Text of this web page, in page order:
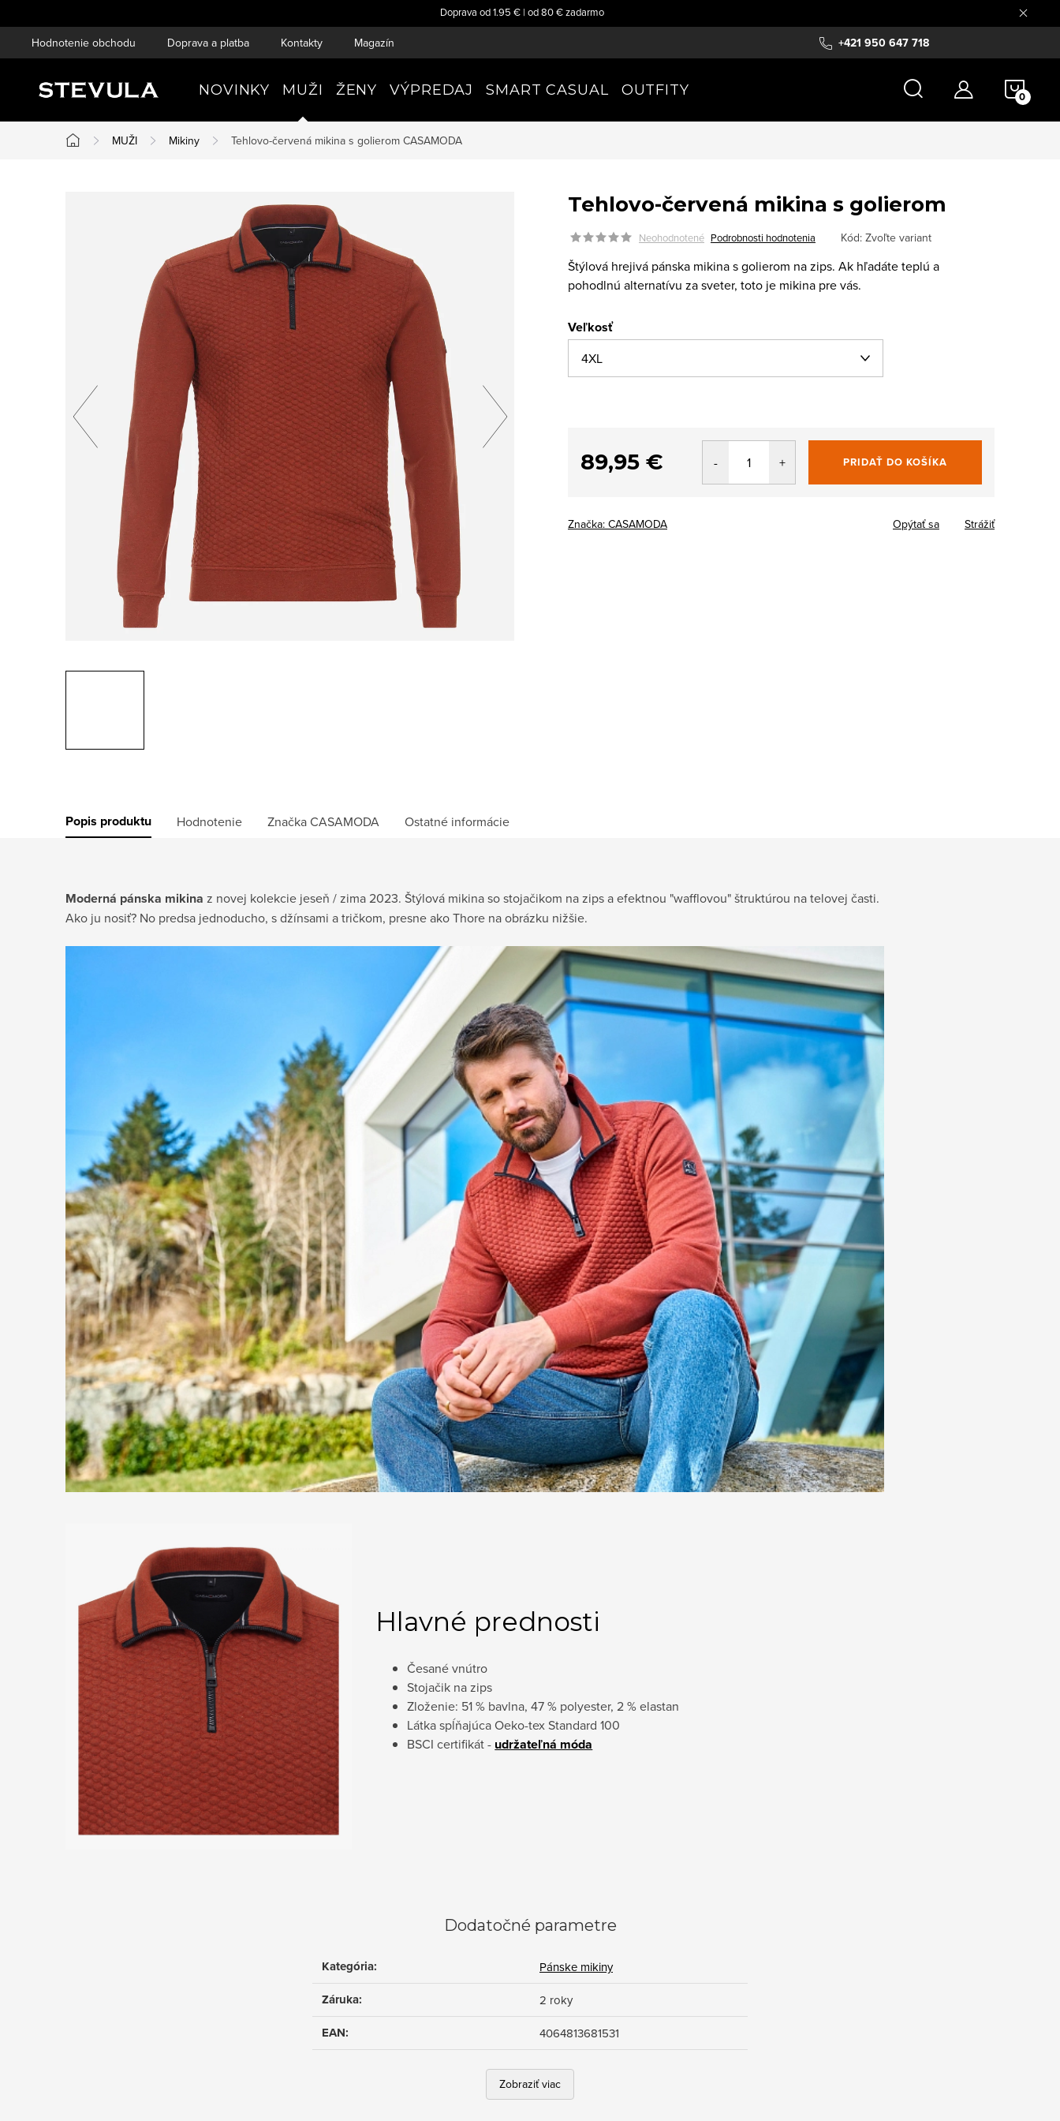
na
Doprava od 1.95 € | od 80 € zadarmo
+421 950 647 718
Hodnotenie obchodu Doprava a platba Kontakty Magazín
NOVINKY MUŽI ŽENY VÝPREDAJ SMART CASUAL OUTFITY
Domov
MUŽI Mikiny Tehlovo-červená mikina s golierom CASAMODA
Tehlovo-červená mikina s golierom
Neohodnotené Podrobnosti hodnotenia Kód: Zvoľte variant
Štýlová hrejivá pánska mikina s golierom na zips. Ak hľadáte teplú a
pohodlnú alternatívu za sveter, toto je mikina pre vás.
Veľkosť
89,95 €
Jednotková
cena:
PRIDAŤ DO KOŠÍKA
Značka: CASAMODA Opýtať sa Strážiť
Popis produktu Hodnotenie ZnačkaCASAMODA Ostatné informácie
Moderná pánska mikina z novej kolekcie jeseň / zima 2023. Štýlová mikina so stojačikom na zips a efektnou "wafflovou" štruktúrou na telovej časti.
Ako ju nosiť? No predsa jednoducho, s džínsami a tričkom, presne ako Thore na obrázku nižšie.
Hlavné prednosti
Česané vnútro
Stojačik na zips
Zloženie: 51 % bavlna, 47 % polyester, 2 % elastan
Látka spĺňajúca Oeko-tex Standard 100
BSCI certifikát - udržateľná móda
Dodatočné parametre
Kategória: Pánske mikiny
Záruka: 2 roky
EAN: 4064813681531
Zobraziť viac